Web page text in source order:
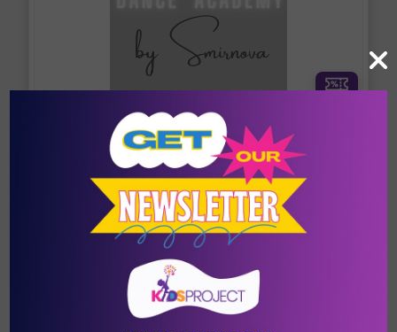
The Dance Academy by Smirnova
ballroom & latin, μοντέρνος χορός, ομαδικά &
ατομικά μαθήματα για παιδιά από 3.5 ετών!
Αργυρούπολη - Ελληνικό/Αθήνα (Αττική)